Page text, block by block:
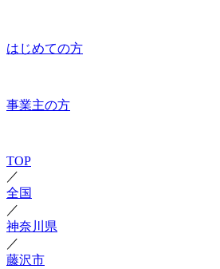
はじめての方
事業主の方
TOP
／
全国
／
神奈川県
／
藤沢市